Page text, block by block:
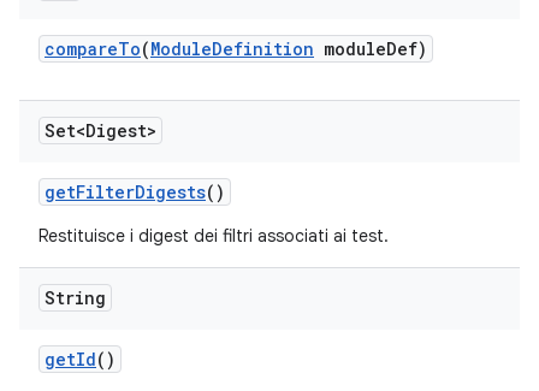
compareTo(ModuleDefinition moduleDef)
Set<Digest>
getFilterDigests()
Restituisce i digest dei filtri associati ai test.
String
getId()